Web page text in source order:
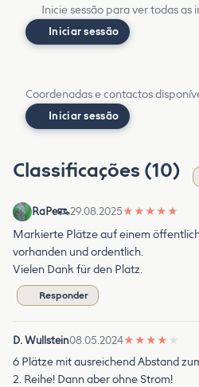
Inicie sessão para ver todas as
Iniciar sessão
Coordenadas e contactos
Iniciar sessão
Classificações (10)
RaPe 29.08.2025★ ★ ★ ★ ★
Markierte Plätze auf einem
vorhanden und ordentlich.
Vielen Dank für den Platz.
Responder
D. Wullstein08.05.2024★ ★ ★ ★ ★
6 Plätze mit ausreichend Abstand
2. Reihe! Dann aber ohne Strom!